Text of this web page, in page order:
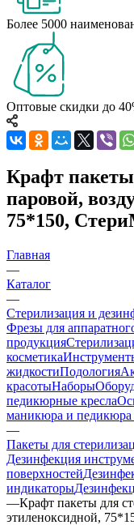
Более 5000
Оптовые скидки до
Крафт
паровой,
75*150,
Главная
—
Каталог
—
Стерилизация и
Фрезы для
продукция
косметика
жидкостиПодология
красотыНаборы
педикюрные кресла
маникюра и педикюра
—
Пакеты для
Дезинфекция
поверхностей
индикаторы
—Крафт пакеты для
этиленоксидной,